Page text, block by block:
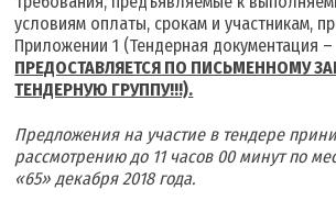
условиям оплаты, срокам и участникам,
Приложении 1 (Тендерная документация –
ПРЕДОСТАВЛЯЕТСЯ ПО ПИСЬМЕННОМУ
ТЕНДЕРНУЮ ГРУППУ!!!).
Предложения на участие в тендере
рассмотрению до 11 часов 00 минут по
«65» декабря 2018 года.